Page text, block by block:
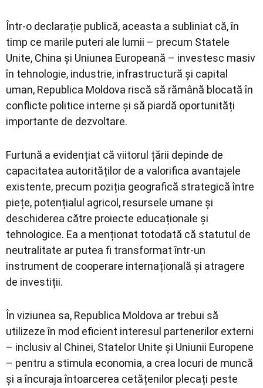
Într-o declarație publică, aceasta a subliniat că, în
timp ce marile puteri ale lumii – precum Statele
Unite, China și Uniunea Europeană – investesc masiv
în tehnologie, industrie, infrastructură și capital
uman, Republica Moldova riscă să rămână blocată în
conflicte politice interne și să piardă oportunități
importante de dezvoltare.
Furtună a evidențiat că viitorul țării depinde de
capacitatea autorităților de a valorifica avantajele
existente, precum poziția geografică strategică între
piețe, potențialul agricol, resursele umane și
deschiderea către proiecte educaționale și
tehnologice. Ea a menționat totodată că statutul de
neutralitate ar putea fi transformat într-un
instrument de cooperare internațională și atragere
de investiții.
În viziunea sa, Republica Moldova ar trebui să
utilizeze în mod eficient interesul partenerilor externi
– inclusiv al Chinei, Statelor Unite și Uniunii Europene
– pentru a stimula economia, a crea locuri de muncă
și a încuraja întoarcerea cetățenilor plecați peste